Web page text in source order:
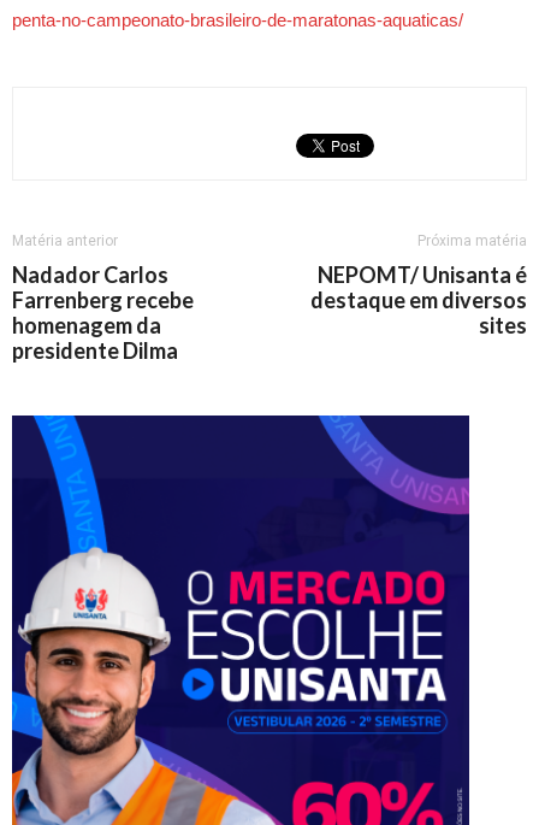
penta-no-campeonato-brasileiro-de-maratonas-aquaticas/
Matéria anterior
Nadador Carlos
Farrenberg recebe
homenagem da
presidente Dilma
Próxima matéria
NEPOMT/ Unisanta é
destaque em diversos
sites